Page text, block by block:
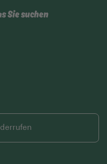
Sie suchen